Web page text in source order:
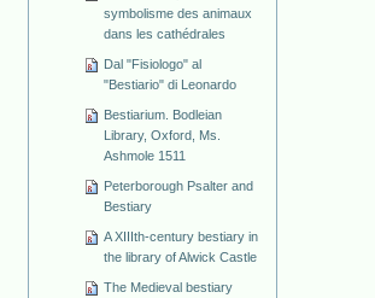
symbolisme des animaux
dans les cathédrales
Dal "Fisiologo" al
"Bestiario" di Leonardo
Bestiarium. Bodleian
Library, Oxford, Ms.
Ashmole 1511
Peterborough Psalter and
Bestiary
A XIIIth-century bestiary in
the library of Alwick Castle
The Medieval bestiary